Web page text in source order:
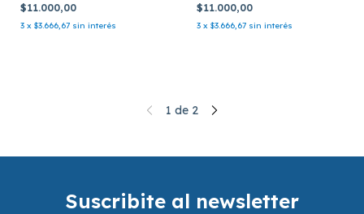
$11.000,00
3 x $3.666,67 sin interés
$11.000,00
3 x $3.666,67 sin interés
1 de 2
Suscribite al newsletter